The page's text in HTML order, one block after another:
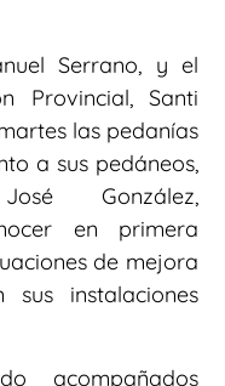
Serrano, y el
Provincial, Santi
las pedanías
a sus pedáneos,
González,
en primera
de mejora
instalaciones
acompañados